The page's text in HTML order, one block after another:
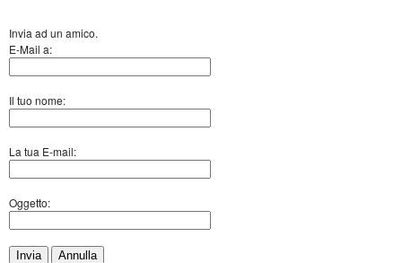
Invia ad un amico.
E-Mail a:
Il tuo nome:
La tua E-mail:
Oggetto:
Invia Annulla